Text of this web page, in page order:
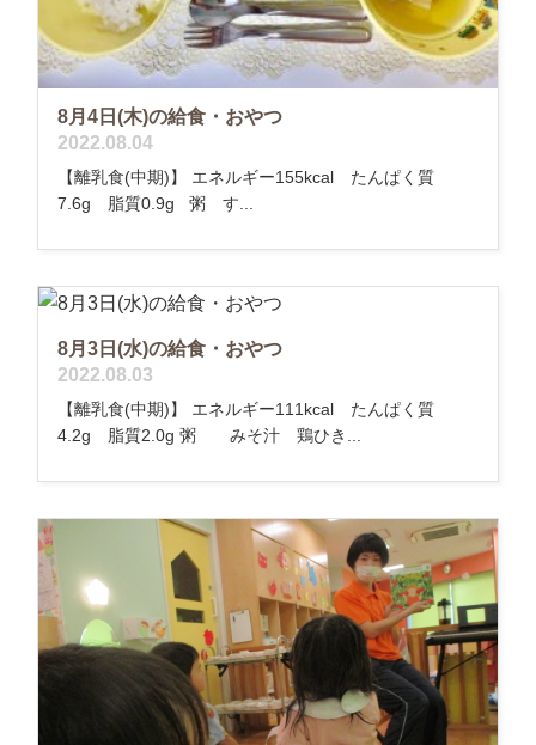
8月4日(木)の給食・おやつ
2022.08.04
【離乳食(中期)】 エネルギー155kcal たんぱく質
7.6g 脂質0.9g 粥 す...
8月3日(水)の給食・おやつ
2022.08.03
【離乳食(中期)】 エネルギー111kcal たんぱく質
4.2g 脂質2.0g 粥 みそ汁 鶏ひき...